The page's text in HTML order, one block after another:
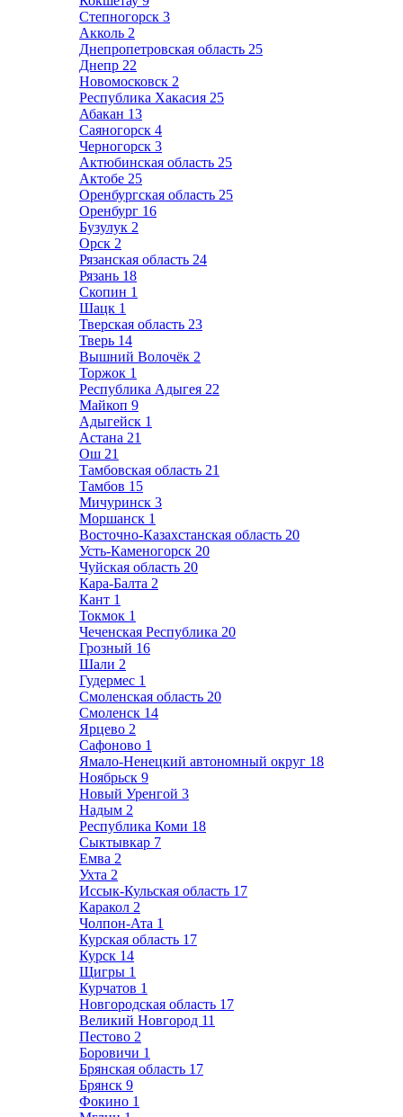
Степногорск 3
Акколь 2
Днепропетровская область 25
Днепр 22
Новомосковск 2
Республика Хакасия 25
Абакан 13
Саяногорск 4
Черногорск 3
Актюбинская область 25
Актобе 25
Оренбургская область 25
Оренбург 16
Бузулук 2
Орск 2
Рязанская область 24
Рязань 18
Скопин 1
Шацк 1
Тверская область 23
Тверь 14
Вышний Волочёк 2
Торжок 1
Республика Адыгея 22
Майкоп 9
Адыгейск 1
Астана 21
Ош 21
Тамбовская область 21
Тамбов 15
Мичуринск 3
Моршанск 1
Восточно-Казахстанская область 20
Усть-Каменогорск 20
Чуйская область 20
Кара-Балта 2
Кант 1
Токмок 1
Чеченская Республика 20
Грозный 16
Шали 2
Гудермес 1
Смоленская область 20
Смоленск 14
Ярцево 2
Сафоново 1
Ямало-Ненецкий автономный округ 18
Ноябрьск 9
Новый Уренгой 3
Надым 2
Республика Коми 18
Сыктывкар 7
Емва 2
Ухта 2
Иссык-Кульская область 17
Каракол 2
Чолпон-Ата 1
Курская область 17
Курск 14
Щигры 1
Курчатов 1
Новгородская область 17
Великий Новгород 11
Пестово 2
Боровичи 1
Брянская область 17
Брянск 9
Фокино 1